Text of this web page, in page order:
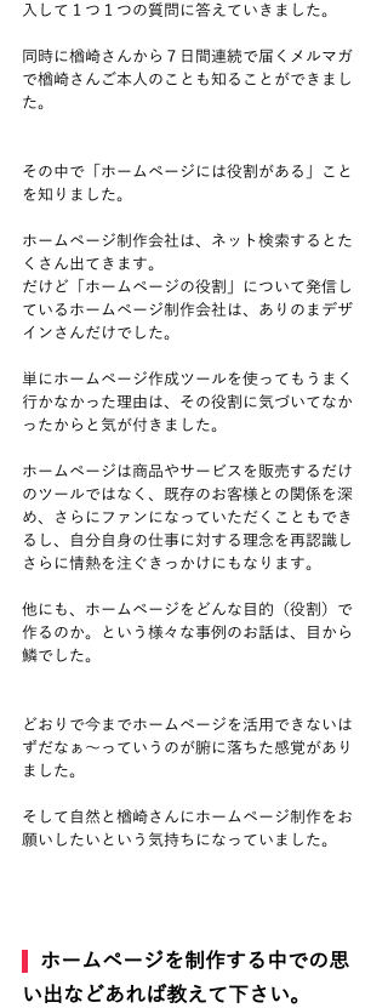
入して１つ１つの質問に答えていきました。
同時に楢崎さんから７日間連続で届くメルマガ
で楢崎さんご本人のことも知ることができまし
た。
その中で「ホームページには役割がある」こと
を知りました。
ホームページ制作会社は、ネット検索するとた
くさん出てきます。
だけど「ホームページの役割」について発信し
ているホームページ制作会社は、ありのまデザ
インさんだけでした。
単にホームページ作成ツールを使ってもうまく
行かなかった理由は、その役割に気づいてなか
ったからと気が付きました。
ホームページは商品やサービスを販売するだけ
のツールではなく、既存のお客様との関係を深
め、さらにファンになっていただくこともでき
るし、自分自身の仕事に対する理念を再認識し
さらに情熱を注ぐきっかけにもなります。
他にも、ホームページをどんな目的（役割）で
作るのか。という様々な事例のお話は、目から
鱗でした。
どおりで今までホームページを活用できないは
ずだなぁ〜っていうのが腑に落ちた感覚があり
ました。
そして自然と楢崎さんにホームページ制作をお
願いしたいという気持ちになっていました。
  ホームページを制作する中での思
い出などあれば教えて下さい。